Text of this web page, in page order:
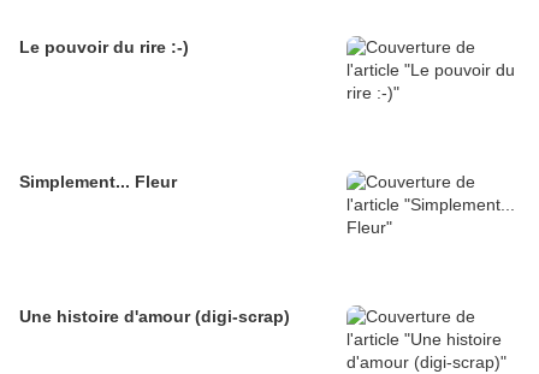
Le pouvoir du rire :-)
Simplement... Fleur
Une histoire d'amour (digi-scrap)